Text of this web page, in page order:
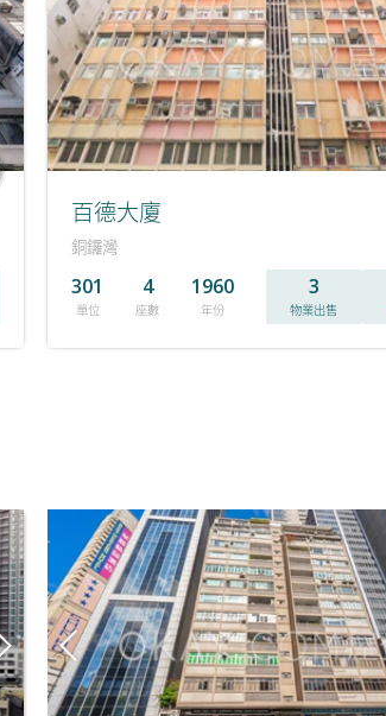
百德大廈
銅鑼灣
301
單位
4
座數
1960
年份
3
物業出售